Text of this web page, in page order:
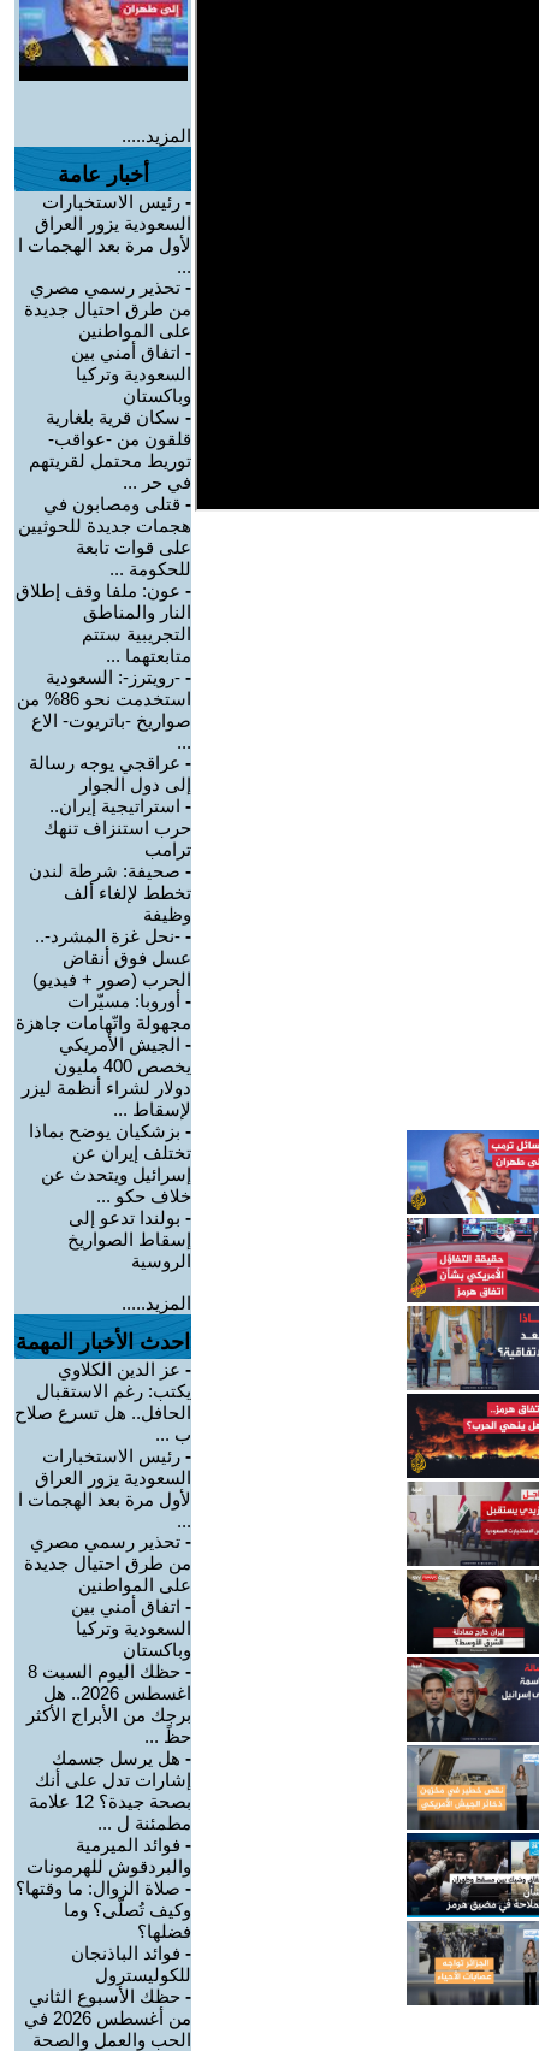
المزيد.....
أخبار عامة
- رئيس الاستخبارات
السعودية يزور العراق
لأول مرة بعد الهجمات ا
...
- تحذير رسمي مصري
من طرق احتيال جديدة
على المواطنين
- اتفاق أمني بين
السعودية وتركيا
وباكستان
- سكان قرية بلغارية
قلقون من -عواقب-
توريط محتمل لقريتهم
في حر ...
- قتلى ومصابون في
هجمات جديدة للحوثيين
على قوات تابعة
للحكومة ...
- عون: ملفا وقف إطلاق
النار والمناطق
التجريبية ستتم
متابعتهما ...
- -رويترز-: السعودية
استخدمت نحو 86% من
صواريخ -باتريوت- الاع
...
- عراقجي يوجه رسالة
إلى دول الجوار
- استراتيجية إيران..
حرب استنزاف تنهك
ترامب
- صحيفة: شرطة لندن
تخطط لإلغاء ألف
وظيفة
- -نحل غزة المشرد-..
عسل فوق أنقاض
الحرب (صور + فيديو)
- أوروبا: مسيّرات
مجهولة واتّهامات جاهزة
- الجيش الأمريكي
يخصص 400 مليون
دولار لشراء أنظمة ليزر
لإسقاط ...
- بزشكيان يوضح بماذا
تختلف إيران عن
إسرائيل ويتحدث عن
خلاف حكو ...
- بولندا تدعو إلى
إسقاط الصواريخ
الروسية
المزيد.....
احدث الأخبار المهمة
- عز الدين الكلاوي
يكتب: رغم الاستقبال
الحافل.. هل تسرع صلاح
ب ...
- رئيس الاستخبارات
السعودية يزور العراق
لأول مرة بعد الهجمات ا
...
- تحذير رسمي مصري
من طرق احتيال جديدة
على المواطنين
- اتفاق أمني بين
السعودية وتركيا
وباكستان
-
حظك اليوم السبت 8
اغسطس 2026.. هل
برجك من الأبراج الأكثر
حظً ...
- هل يرسل جسمك
إشارات تدل على أنك
بصحة جيدة؟ 12 علامة
مطمئنة ل ...
- فوائد الميرمية
والبردقوش للهرمونات
- صلاة الزوال: ما وقتها؟
وكيف تُصلّى؟ وما
فضلها؟
- فوائد الباذنجان
للكوليسترول
- حظك الأسبوع الثاني
من أغسطس 2026 في
الحب والعمل والصحة